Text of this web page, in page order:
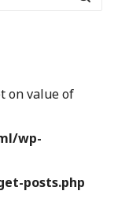
on value of
wp-
posts.php